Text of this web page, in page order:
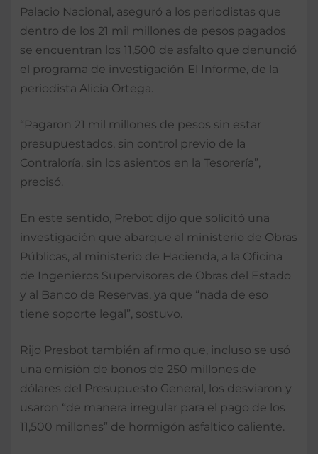
Palacio Nacional, aseguró a los periodistas que
dentro de los 21 mil millones de pesos pagados
se encuentran los 11,500 de asfalto que denunció
el programa de investigación El Informe, de la
periodista Alicia Ortega.
“Pagaron 21 mil millones de pesos sin estar
presupuestados, sin control previo de la
Contraloría, sin los asientos en la Tesorería”,
precisó.
En este sentido, Prebot dijo que solicitó una
investigación que abarque al ministerio de Obras
Públicas, al ministerio de Hacienda, a la Oficina
de Ingenieros Supervisores de Obras del Estado
y al Banco de Reservas, ya que “nada de eso
tiene soporte legal”, sostuvo.
Rijo Presbot también afirmo que, incluso se usó
una emisión de bonos de 250 millones de
dólares del Presupuesto General, los desviaron y
usaron “de manera irregular para el pago de los
11,500 millones” de hormigón asfaltico caliente.